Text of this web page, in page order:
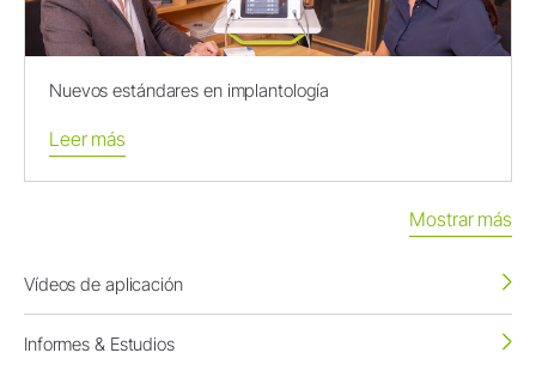
Nuevos estándares en implantología
Leer más
Mostrar más
Vídeos de aplicación
Informes & Estudios